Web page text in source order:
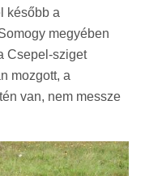
később a
megyében
Csepel-sziget
mozgott, a
van, nem messze